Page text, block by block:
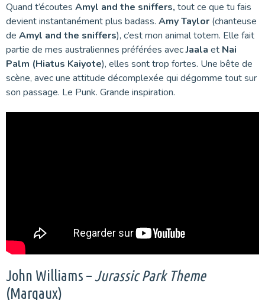
Quand t’écoutes Amyl and the sniffers, tout ce que tu fais
devient instantanément plus badass. Amy Taylor (chanteuse
de Amyl and the sniffers), c’est mon animal totem. Elle fait
partie de mes australiennes préférées avecJaala et Nai
Palm (Hiatus Kaiyote), elles sont trop fortes. Une bête de
scène, avec une attitude décomplexée qui dégomme tout sur
son passage. Le Punk. Grande inspiration.
John Williams –Jurassic Park Theme
(Margaux)